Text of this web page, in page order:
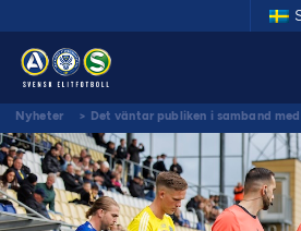
Nyheter > Det väntar publiken i samband
jubileumsomgångar